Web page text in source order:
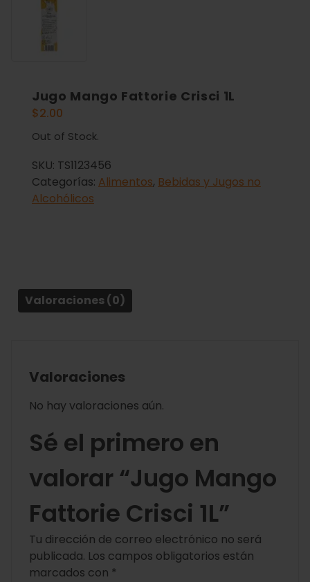
Jugo Mango Fattorie Crisci 1L
$2.00
Out of Stock.
SKU: TS1123456
Categorías: Alimentos, Bebidas y Jugos no
Alcohólicos
Valoraciones (0)
Valoraciones
No hay valoraciones aún.
Sé el primero en
valorar “Jugo Mango
Fattorie Crisci 1L”
Tu dirección de correo electrónico no será
publicada. Los campos obligatorios están
marcados con *